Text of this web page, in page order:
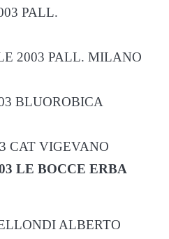
PALL.
2003 PALL. MILANO
BLUOROBICA
CAT VIGEVANO
LE BOCCE ERBA
ALBERTO